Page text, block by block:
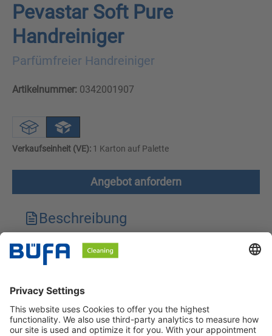
Pevastar Soft Pure
Handreiniger
Parfümfreier Handreiniger
Artikelnummer: 0342001907
Verkaufseinheit (VE): 1 Karton auf Palette
Angebot anfordern
Beschreibung
Technische Merkmale
Sicherheitshinweise